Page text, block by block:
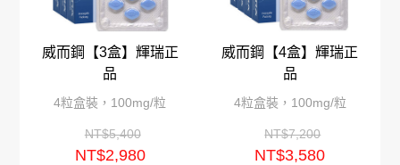
威而鋼【3盒】輝瑞正
品
4粒盒裝，100mg/粒
NT$2,980
NT$5,400
威而鋼【4盒】輝瑞正
品
4粒盒裝，100mg/粒
NT$3,580
NT$7,200